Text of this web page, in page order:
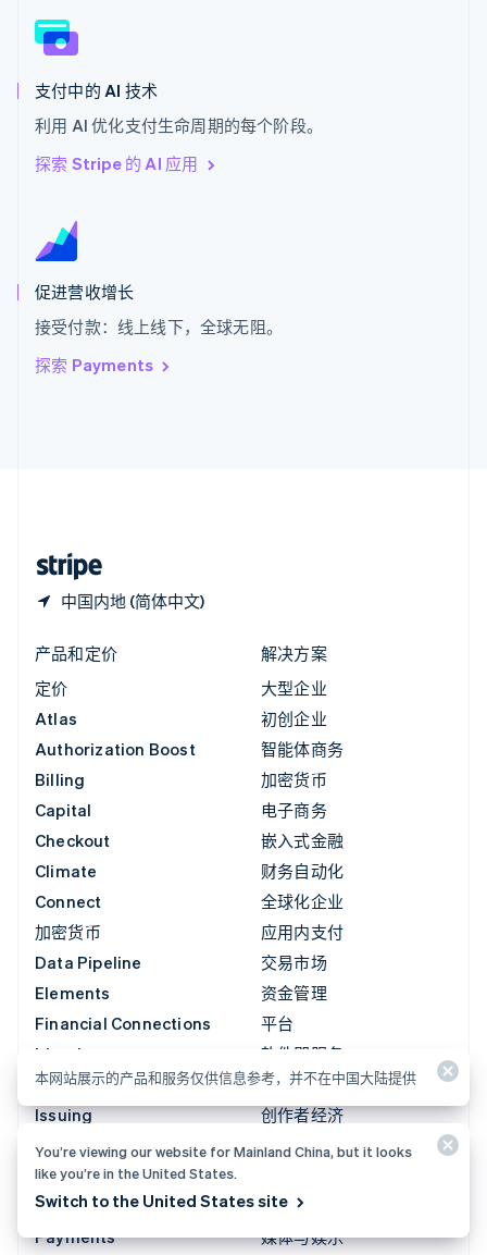
支付中的 AI 技术
利用 AI 优化支付生命周期的每个阶段。
探索 Stripe 的 AI 应用
促进营收增长
接受付款：线上线下，全球无阻。
探索 Payments
中国内地 (简体中文)
English
泰国
ไทย
希腊
English
西班牙
Español English
新加坡
新西兰
English
匈牙利
English
Italiano English
English
产品和定价
定价
Atlas
Authorization Boost
Billing
Capital
Checkout
Climate
Connect
加密货币
Data Pipeline
Elements
Financial Connections
Identity
Invoicing
Issuing
Link
Managed Payments
Payment links
Payments
解决方案
大型企业
初创企业
智能体商务
加密货币
电子商务
嵌入式金融
财务自动化
全球化企业
应用内支付
交易市场
资金管理
平台
软件即服务
AI 企业
创作者经济
游戏
保险
媒体与娱乐
本网站展示的产品和服务仅供信息参考，并不在中国大陆提供
You’re viewing our website for Mainland China, but it looks
like you’re in the United States.
Switch to the United States site